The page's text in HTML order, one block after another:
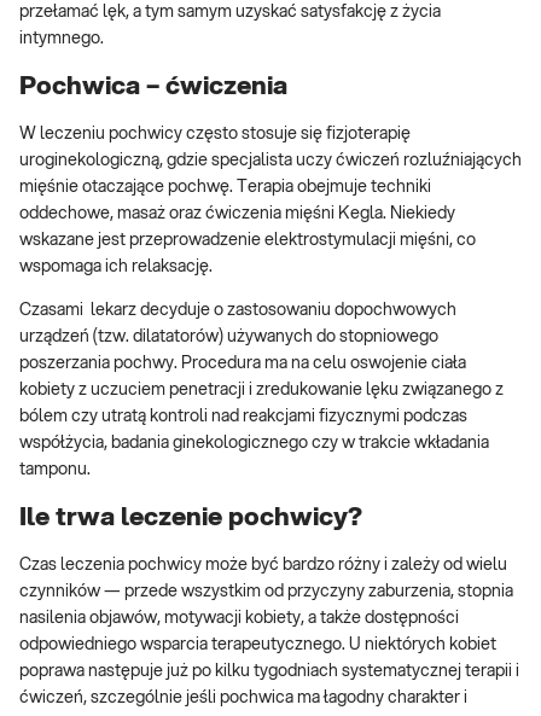
przełamać lęk, a tym samym uzyskać satysfakcję z życia
intymnego.
Pochwica – ćwiczenia
W leczeniu pochwicy często stosuje się fizjoterapię
uroginekologiczną, gdzie specjalista uczy ćwiczeń rozluźniających
mięśnie otaczające pochwę. Terapia obejmuje techniki
oddechowe, masaż oraz ćwiczenia mięśni Kegla. Niekiedy
wskazane jest przeprowadzenie elektrostymulacji mięśni, co
wspomaga ich relaksację.
Czasami lekarz decyduje o zastosowaniu dopochwowych
urządzeń (tzw. dilatatorów) używanych do stopniowego
poszerzania pochwy. Procedura ma na celu oswojenie ciała
kobiety z uczuciem penetracji i zredukowanie lęku związanego z
bólem czy utratą kontroli nad reakcjami fizycznymi podczas
współżycia, badania ginekologicznego czy w trakcie wkładania
tamponu.
Ile trwa leczenie pochwicy?
Czas leczenia pochwicy może być bardzo różny i zależy od wielu
czynników — przede wszystkim od przyczyny zaburzenia, stopnia
nasilenia objawów, motywacji kobiety, a także dostępności
odpowiedniego wsparcia terapeutycznego. U niektórych kobiet
poprawa następuje już po kilku tygodniach systematycznej terapii i
ćwiczeń, szczególnie jeśli pochwica ma łagodny charakter i